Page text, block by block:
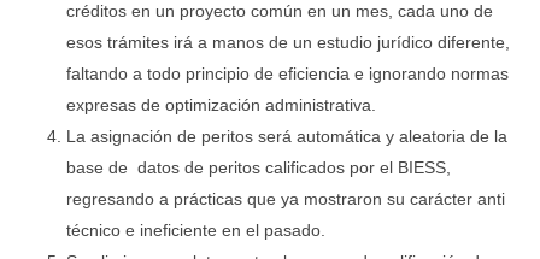
créditos en un proyecto común en un mes, cada uno de
esos trámites irá a manos de un estudio jurídico diferente,
faltando a todo principio de eficiencia e ignorando normas
expresas de optimización administrativa.
La asignación de peritos será automática y aleatoria de la
base de datos de peritos calificados por el BIESS,
regresando a prácticas que ya mostraron su carácter anti
técnico e ineficiente en el pasado.